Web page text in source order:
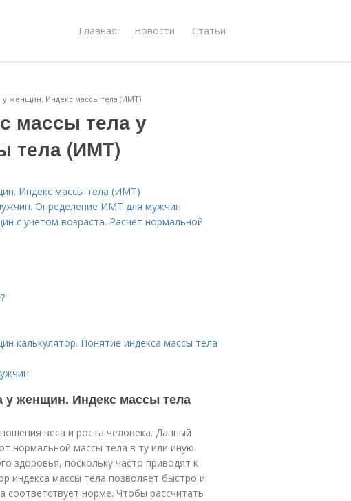
Главная Новости Статьи
у женщин. Индекс массы тела (ИМТ)
массы тела у
тела (ИМТ)
Индекс массы тела (ИМТ)
Определение ИМТ для мужчин
с учетом возраста. Расчет нормальной
калькулятор. Понятие индекса массы тела
у женщин. Индекс массы тела
веса и роста человека. Данный
нормальной массы тела в ту или иную
здоровья, поскольку часто приводят к
индекса массы тела позволяет быстро и
соответствует норме. Чтобы рассчитать